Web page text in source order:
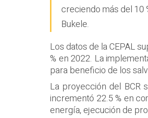
creciendo más del 10
Bukele.
Los datos de la CEPAL
% en 2022. La
para beneficio de los
La proyección del BCR
incrementó 22.5 % en
energía, ejecución de